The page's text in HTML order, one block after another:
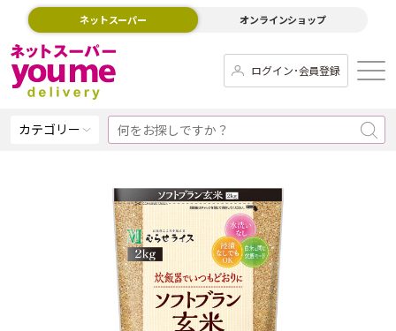
ネットスーパー オンラインショップ
ログイン･会員登録
カテゴリー